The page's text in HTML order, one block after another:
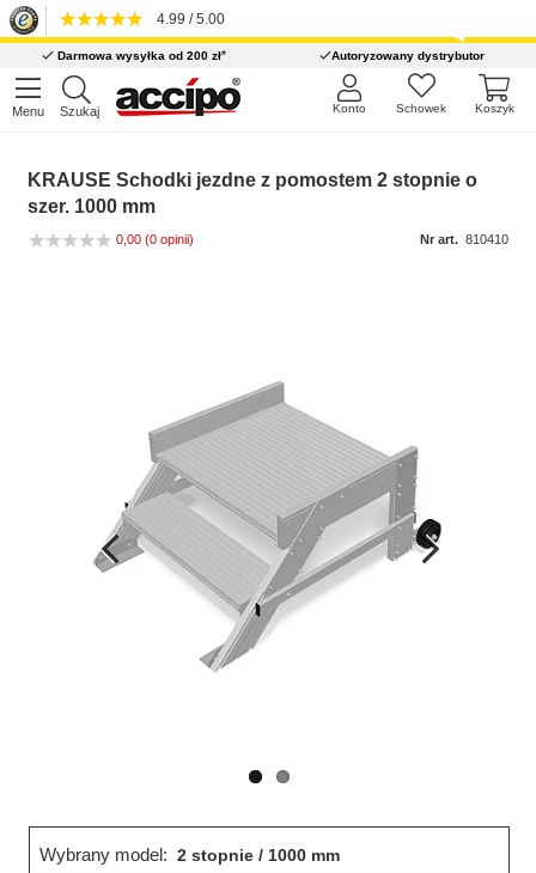
4.99 / 5.00
Darmowa wysyłka od 200 zł* Autoryzowany dystrybutor
Menu Szukaj Koszyk
Schowek
Konto
KRAUSE Schodki jezdne z pomostem 2 stopnie o
szer. 1000 mm
0,00 (0 opinii) Nr art. 810410
Wybrany model: 2 stopnie / 1000 mm